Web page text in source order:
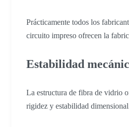
Prácticamente todos los
circuito impreso ofrecen la
Estabilidad
La estructura de fibra de vidrio
rigidez y estabilidad